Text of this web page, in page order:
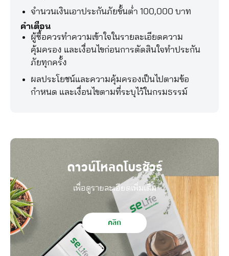
จำนวนเงินเอาประกันภัยขั้นต่ำ 100,000 บาท
คำเตือน
ผู้ซื้อควรทำความเข้าใจในรายละเอียดความ
คุ้มครอง และเงื่อนไขก่อนการตัดสินใจทำประกัน
ภัยทุกครั้ง
ผลประโยชน์และความคุ้มครองเป็นไปตามข้อ
กำหนด และเงื่อนไขตามที่ระบุไว้ในกรมธรรม์
ดาวน์โหลดโบรชัวร์
เพื่อดูรายละเอียดเพิ่มเติม
คลิก